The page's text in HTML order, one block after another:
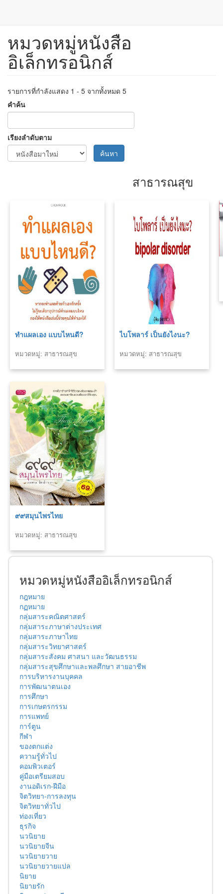
ข้าม
เนื้อหา
หมวดหมู่หนังสือ
อิเล็กทรอนิกส์
รายการที่กำลังแสดง 1 - 5 จากทั้งหมด 5
คำค้น
เรียงลำดับตาม
ค้นหา
สาธารณสุข
ทำแผลเอง แบบไหนดี?
หมวดหมู่: สาธารณสุข
ไบโพลาร์ เป็นยังไงนะ?
หมวดหมู่: สาธารณสุข
๙๙สมุนไพรไทย
หมวดหมู่: สาธารณสุข
หมวดหมู่หนังสืออิเล็กทรอนิกส์
กฎหมาย
กฏหมาย
กลุ่มสาระคณิตศาสตร์
กลุ่มสาระภาษาต่างประเทศ
กลุ่มสาระภาษาไทย
กลุ่มสาระวิทยาศาสตร์
กลุ่มสาระสังคม ศาสนา และวัฒนธรรม
กลุ่มสาระสุขศึกษาและพลศึกษา สายอาชีพ
การบริหารงานบุคคล
การพัฒนาตนเอง
การศึกษา
การเกษตรกรรม
การแพทย์
การ์ตูน
กีฬา
ของตกแต่ง
ความรู้ทั่วไป
คอมพิวเตอร์
คู่มือเตรียมสอบ
งานอดิเรก-ฝีมือ
จิตวิทยา-การลงทุน
จิตวิทยาทั่วไป
ท่องเที่ยว
ธุรกิจ
นวนิยาย
นวนิยายจีน
นวนิยายวาย
นวนิยายวายแปล
นิยาย
นิยายรัก